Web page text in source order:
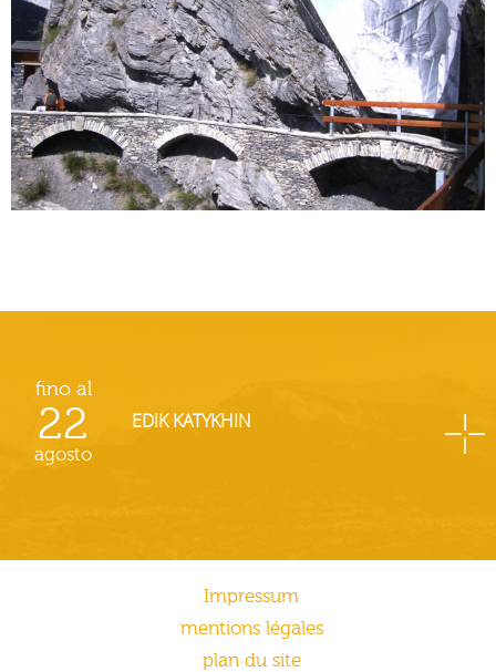
fino al
22
agosto
EDIK KATYKHIN
Impressum
mentions légales
plan du site